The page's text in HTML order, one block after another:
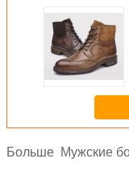
Больше Мужские